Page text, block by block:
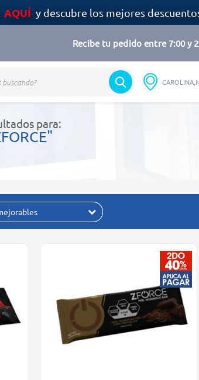
AQUÍ y descubre los mejores
Recibe tu pedido entre 7:00 y
para: